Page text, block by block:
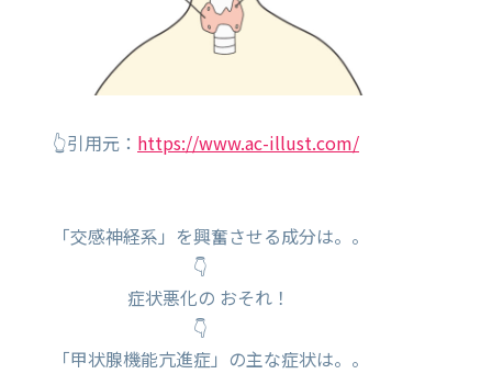
👆引用元： https://www.ac-illust.com/
「交感神経系」を興奮させる成分は。。
👇
症状悪化の おそれ！
👇
「甲状腺機能亢進症」の主な症状は。。